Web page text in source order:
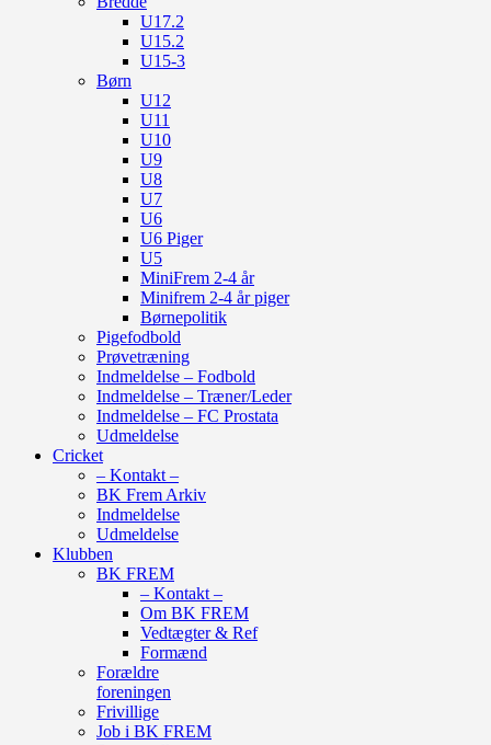
U17.2
U15.2
U15-3
Børn
U12
U11
U10
U9
U8
U7
U6
U6 Piger
U5
MiniFrem 2-4 år
Minifrem 2-4 år piger
Børnepolitik
Pigefodbold
Prøvetræning
Indmeldelse – Fodbold
Indmeldelse – Træner/Leder
Indmeldelse – FC Prostata
Udmeldelse
Cricket
– Kontakt –
BK Frem Arkiv
Indmeldelse
Udmeldelse
Klubben
BK FREM
– Kontakt –
Om BK FREM
Vedtægter & Ref
Formænd
Forældre
foreningen
Frivillige
Job i BK FREM